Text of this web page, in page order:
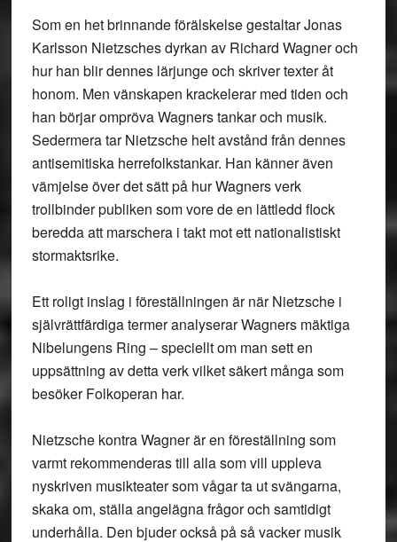
Som en het brinnande förälskelse gestaltar Jonas
Karlsson Nietzsches dyrkan av Richard Wagner och
hur han blir dennes lärjunge och skriver texter åt
honom. Men vänskapen krackelerar med tiden och
han börjar ompröva Wagners tankar och musik.
Sedermera tar Nietzsche helt avstånd från dennes
antisemitiska herrefolkstankar. Han känner även
vämjelse över det sätt på hur Wagners verk
trollbinder publiken som vore de en lättledd flock
beredda att marschera i takt mot ett nationalistiskt
stormaktsrike.
Ett roligt inslag i föreställningen är när Nietzsche i
självrättfärdiga termer analyserar Wagners mäktiga
Nibelungens Ring – speciellt om man sett en
uppsättning av detta verk vilket säkert många som
besöker Folkoperan har.
Nietzsche kontra Wagner är en föreställning som
varmt rekommenderas till alla som vill uppleva
nyskriven musikteater som vågar ta ut svängarna,
skaka om, ställa angelägna frågor och samtidigt
underhålla. Den bjuder också på så vacker musik